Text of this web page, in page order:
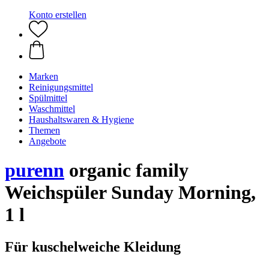
Konto erstellen
Marken
Reinigungsmittel
Spülmittel
Waschmittel
Haushaltswaren & Hygiene
Themen
Angebote
purenn organic family
Weichspüler Sunday Morning,
1 l
Für kuschelweiche Kleidung